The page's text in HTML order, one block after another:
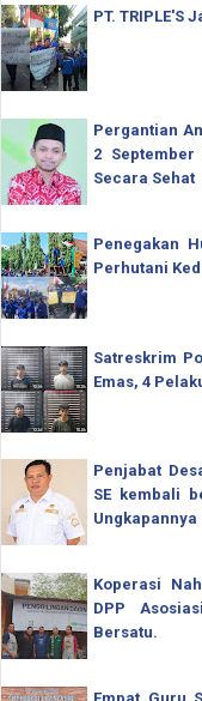
PT. TRIPLE'S
Pergantian
2
Secara Sehat
Penegakan
Perhutani
Satreskrim
Emas, 4
Penjabat
SE kembali
Ungkapannya
Koperasi
DPP
Bersatu.